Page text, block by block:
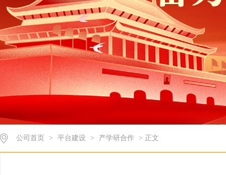
公司首页 > 平台建设 > 产学研合作 > 正文